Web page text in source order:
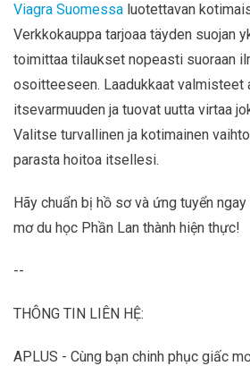
Viagra Suomessa luotettavan
Verkkokauppa tarjoaa täyden suojan
toimittaa tilaukset nopeasti suoraan
osoitteeseen. Laadukkaat valmisteet
itsevarmuuden ja tuovat uutta virtaa
Valitse turvallinen ja kotimainen
parasta hoitoa itsellesi.
Hãy chuẩn bị hồ sơ và ứng tuyển
mơ du học Phần Lan thành hiện thực!
--
THÔNG TIN LIÊN HỆ:
APLUS - Cùng bạn chinh phục giấc